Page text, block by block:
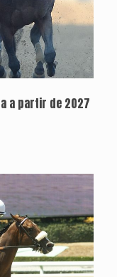
a partir de 2027